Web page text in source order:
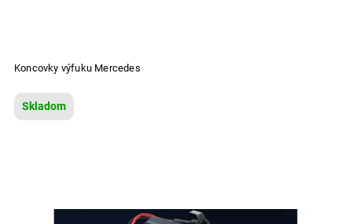
Koncovky výfuku Mercedes
Skladom